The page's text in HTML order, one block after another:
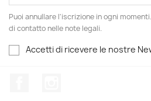
Puoi annullare l'iscrizione in ogni
di contatto nelle note legali.
Accetti di ricevere le nostre